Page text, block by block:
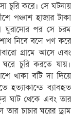
চুরি করে। সে ঘটনায়
পঞ্চাশ হাজার টাকা
ঘুরানোর পর সে চরম
নিবে বলে পণ করে
গ্রামে আসে এবং
চুরি করতে যায়।
থাকা বটি দা দিয়ে
হত্যাকান্ডে ব্যাবহৃত
ঘাট থেকে এবং তার
চাচার ঘরের ড্রাম